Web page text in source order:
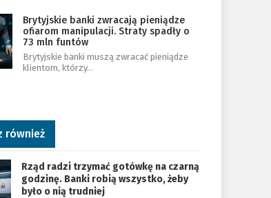
Brytyjskie banki zwracają pieniądze
ofiarom manipulacji. Straty spadły o
73 mln funtów
Brytyjskie banki muszą zwracać pieniądze
klientom, którzy…
również
Rząd radzi trzymać gotówkę na czarną
godzinę. Banki robią wszystko, żeby
było o nią trudniej